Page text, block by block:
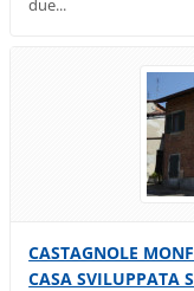
due...
CASTAGNOLE
CASA SVILUPPATA